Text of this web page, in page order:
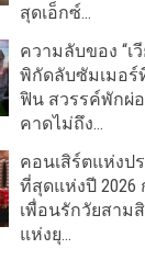
สุดเอ็กซ์...
ความลับของ “เ
พิกัดลับซัมเมอ
ฟิน สวรรค์พักผ่
คาดไม่ถึง...
คอนเสิร์ตแห่งป
ที่สุดแห่งปี 2026
เพื่อนรักวัยสาม
แห่งยุ...